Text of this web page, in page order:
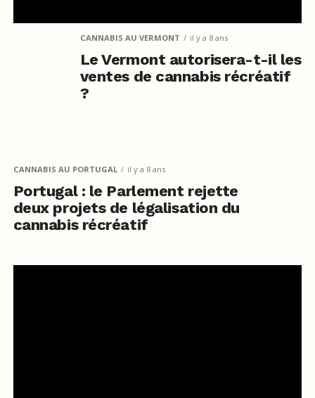
CANNABIS AU VERMONT il y a 8 ans
Le Vermont autorisera-t-il les
ventes de cannabis récréatif
?
CANNABIS AU PORTUGAL il y a 8 ans
Portugal : le Parlement rejette
deux projets de légalisation du
cannabis récréatif